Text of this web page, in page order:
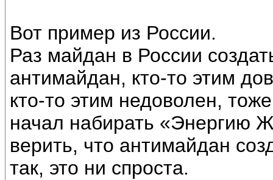
Вот пример из России.
Раз майдан в России
антимайдан, кто-то этим
кто-то этим недоволен,
начал набирать «Энергию
верить, что антимайдан
так, это ни спроста.